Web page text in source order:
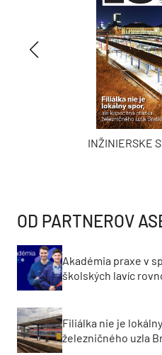
INŽINIERSKE
OD PARTNEROV
Akadémia praxe v
školských lavíc
Filiálka nie je
železničného uzla